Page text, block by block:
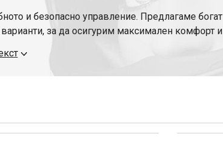
и безопасно управление. Предлагаме богат
за да осигурим максимален комфорт и
.